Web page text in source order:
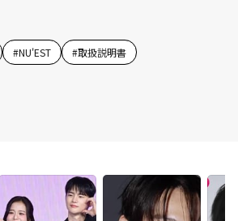
#NU'EST #取扱説明書